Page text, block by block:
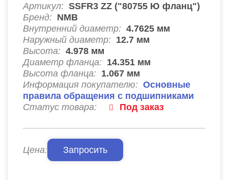
Артикул: SSFR3 ZZ ("80755 Ю фланц")
Бренд: NMB
Внутренний диаметр: 4.7625 мм
Наружный диаметр: 12.7 мм
Высота: 4.978 мм
Диаметр фланца: 14.351 мм
Высота фланца: 1.067 мм
Информация покупателю: Основные
правила обращения с подшипниками
Статус товара:
Под заказ
Цена: Запросить